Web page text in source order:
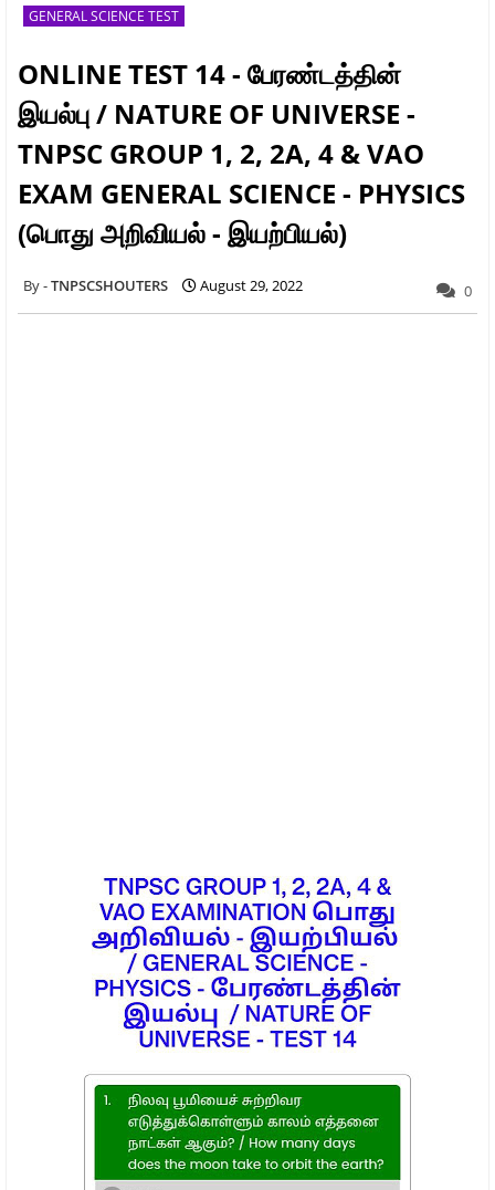
GENERAL SCIENCE TEST
ONLINE TEST 14 - பேரண்டத்தின்
இயல்பு / NATURE OF UNIVERSE -
TNPSC GROUP 1, 2, 2A, 4 & VAO
EXAM GENERAL SCIENCE - PHYSICS
(பொது அறிவியல் - இயற்பியல்)
TNPSCSHOUTERS August 29, 2022 0